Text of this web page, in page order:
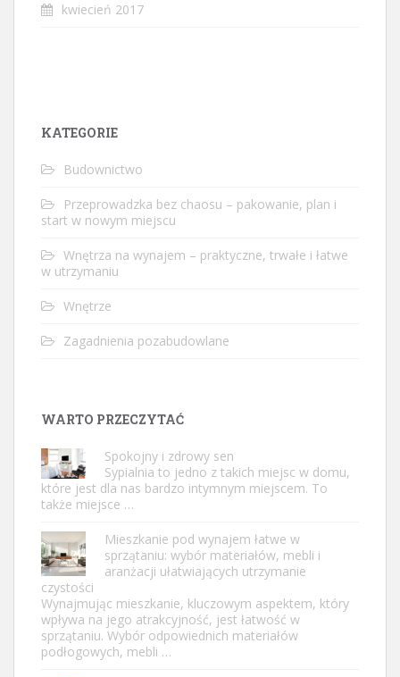
kwiecień 2017
KATEGORIE
Budownictwo
Przeprowadzka bez chaosu – pakowanie, plan i
start w nowym miejscu
Wnętrza na wynajem – praktyczne, trwałe i łatwe
w utrzymaniu
Wnętrze
Zagadnienia pozabudowlane
WARTO PRZECZYTAĆ
Spokojny i zdrowy sen
Sypialnia to jedno z takich miejsc w domu,
które jest dla nas bardzo intymnym miejscem. To
także miejsce …
Mieszkanie pod wynajem łatwe w
sprzątaniu: wybór materiałów, mebli i
aranżacji ułatwiających utrzymanie
czystości
Wynajmując mieszkanie, kluczowym aspektem, który
wpływa na jego atrakcyjność, jest łatwość w
sprzątaniu. Wybór odpowiednich materiałów
podłogowych, mebli …